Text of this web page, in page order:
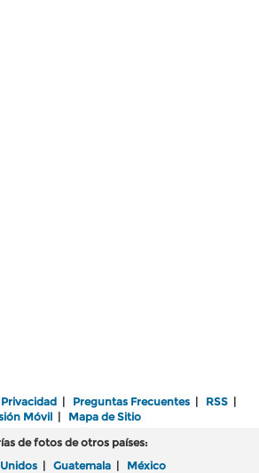
Privacidad | Preguntas Frecuentes | RSS |
Móvil| Mapa de Sitio
de fotos de otros países:
| Guatemala | México